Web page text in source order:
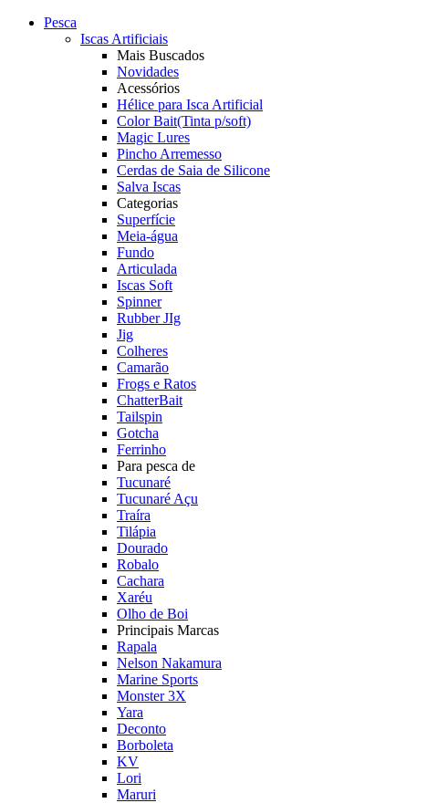
Pesca
Iscas Artificiais
Mais Buscados
Novidades
Acessórios
Hélice para Isca Artificial
Color Bait(Tinta p/soft)
Magic Lures
Pincho Arremesso
Cerdas de Saia de Silicone
Salva Iscas
Categorias
Superfície
Meia-água
Fundo
Articulada
Iscas Soft
Spinner
Rubber JIg
Jig
Colheres
Camarão
Frogs e Ratos
ChatterBait
Tailspin
Gotcha
Ferrinho
Para pesca de
Tucunaré
Tucunaré Açu
Traíra
Tilápia
Dourado
Robalo
Cachara
Xaréu
Olho de Boi
Principais Marcas
Rapala
Nelson Nakamura
Marine Sports
Monster 3X
Yara
Deconto
Borboleta
KV
Lori
Maruri